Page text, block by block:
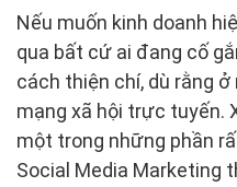
Nếu muốn kinh doanh
qua bất cứ ai đang cố
cách thiện chí, dù rằng
mạng xã hội trực tuyến.
một trong những phần
Social Media Marketing